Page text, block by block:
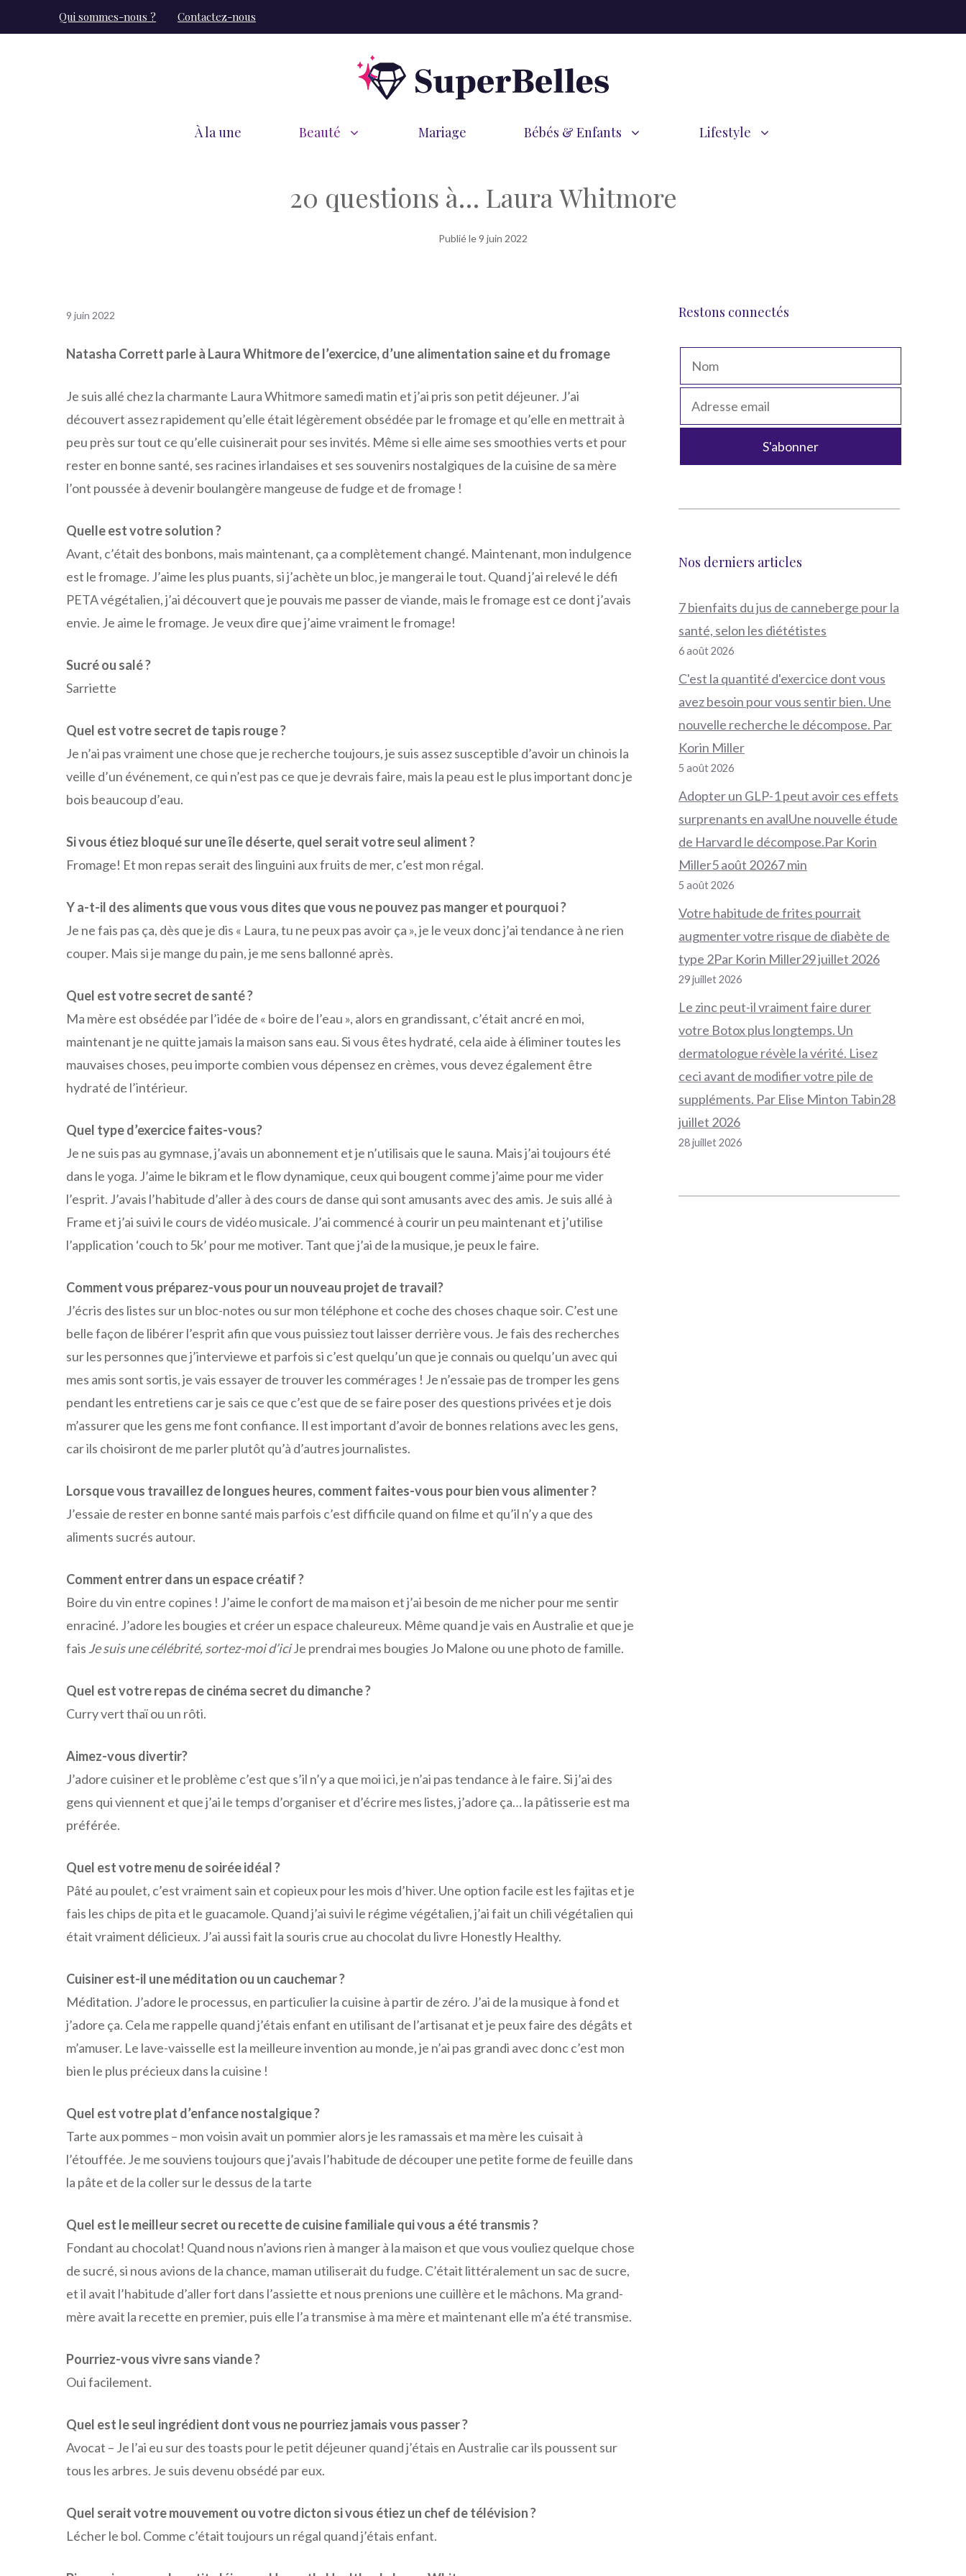
au
Qui sommes-nous ? Contactez-nous
À la une Beauté Mariage Bébés & Enfants Lifestyle
20 questions à… Laura Whitmore
Publié le9 juin 2022
9 juin 2022
Natasha Corrett parle à Laura Whitmore de l’exercice, d’une alimentation saine et du fromage
Je suis allé chez la charmante Laura Whitmore samedi matin et j’ai pris son petit déjeuner. J’ai
découvert assez rapidement qu’elle était légèrement obsédée par le fromage et qu’elle en mettrait à
peu près sur tout ce qu’elle cuisinerait pour ses invités. Même si elle aime ses smoothies verts et pour
rester en bonne santé, ses racines irlandaises et ses souvenirs nostalgiques de la cuisine de sa mère
l’ont poussée à devenir boulangère mangeuse de fudge et de fromage !
Quelle est votre solution ?
Avant, c’était des bonbons, mais maintenant, ça a complètement changé. Maintenant, mon indulgence
est le fromage. J’aime les plus puants, si j’achète un bloc, je mangerai le tout. Quand j’ai relevé le défi
PETA végétalien, j’ai découvert que je pouvais me passer de viande, mais le fromage est ce dont j’avais
envie. Je aime le fromage. Je veux dire que j’aime vraiment le fromage!
Sucré ou salé ?
Sarriette
Quel est votre secret de tapis rouge ?
Je n’ai pas vraiment une chose que je recherche toujours, je suis assez susceptible d’avoir un chinois la
veille d’un événement, ce qui n’est pas ce que je devrais faire, mais la peau est le plus important donc je
bois beaucoup d’eau.
Si vous étiez bloqué sur une île déserte, quel serait votre seul aliment ?
Fromage! Et mon repas serait des linguini aux fruits de mer, c’est mon régal.
Y a-t-il des aliments que vous vous dites que vous ne pouvez pas manger et pourquoi ?
Je ne fais pas ça, dès que je dis « Laura, tu ne peux pas avoir ça », je le veux donc j’ai tendance à ne rien
couper. Mais si je mange du pain, je me sens ballonné après.
Quel est votre secret de santé ?
Ma mère est obsédée par l’idée de « boire de l’eau », alors en grandissant, c’était ancré en moi,
maintenant je ne quitte jamais la maison sans eau. Si vous êtes hydraté, cela aide à éliminer toutes les
mauvaises choses, peu importe combien vous dépensez en crèmes, vous devez également être
hydraté de l’intérieur.
Quel type d’exercice faites-vous?
Je ne suis pas au gymnase, j’avais un abonnement et je n’utilisais que le sauna. Mais j’ai toujours été
dans le yoga. J’aime le bikram et le flow dynamique, ceux qui bougent comme j’aime pour me vider
l’esprit. J’avais l’habitude d’aller à des cours de danse qui sont amusants avec des amis. Je suis allé à
Frame et j’ai suivi le cours de vidéo musicale. J’ai commencé à courir un peu maintenant et j’utilise
l’application ‘couch to 5k’ pour me motiver. Tant que j’ai de la musique, je peux le faire.
Comment vous préparez-vous pour un nouveau projet de travail?
J’écris des listes sur un bloc-notes ou sur mon téléphone et coche des choses chaque soir. C’est une
belle façon de libérer l’esprit afin que vous puissiez tout laisser derrière vous. Je fais des recherches
sur les personnes que j’interviewe et parfois si c’est quelqu’un que je connais ou quelqu’un avec qui
mes amis sont sortis, je vais essayer de trouver les commérages ! Je n’essaie pas de tromper les gens
pendant les entretiens car je sais ce que c’est que de se faire poser des questions privées et je dois
m’assurer que les gens me font confiance. Il est important d’avoir de bonnes relations avec les gens,
car ils choisiront de me parler plutôt qu’à d’autres journalistes.
Lorsque vous travaillez de longues heures, comment faites-vous pour bien vous alimenter ?
J’essaie de rester en bonne santé mais parfois c’est difficile quand on filme et qu’il n’y a que des
aliments sucrés autour.
Comment entrer dans un espace créatif ?
Boire du vin entre copines ! J’aime le confort de ma maison et j’ai besoin de me nicher pour me sentir
enraciné. J’adore les bougies et créer un espace chaleureux. Même quand je vais en Australie et que je
fais Je suis une célébrité, sortez-moi d’iciJe prendrai mes bougies Jo Malone ou une photo de famille.
Quel est votre repas de cinéma secret du dimanche ?
Curry vert thaï ou un rôti.
Aimez-vous divertir?
J’adore cuisiner et le problème c’est que s’il n’y a que moi ici, je n’ai pas tendance à le faire. Si j’ai des
gens qui viennent et que j’ai le temps d’organiser et d’écrire mes listes, j’adore ça… la pâtisserie est ma
préférée.
Quel est votre menu de soirée idéal ?
Pâté au poulet, c’est vraiment sain et copieux pour les mois d’hiver. Une option facile est les fajitas et je
fais les chips de pita et le guacamole. Quand j’ai suivi le régime végétalien, j’ai fait un chili végétalien qui
était vraiment délicieux. J’ai aussi fait la souris crue au chocolat du livre Honestly Healthy.
Cuisiner est-il une méditation ou un cauchemar ?
Méditation. J’adore le processus, en particulier la cuisine à partir de zéro. J’ai de la musique à fond et
j’adore ça. Cela me rappelle quand j’étais enfant en utilisant de l’artisanat et je peux faire des dégâts et
m’amuser. Le lave-vaisselle est la meilleure invention au monde, je n’ai pas grandi avec donc c’est mon
bien le plus précieux dans la cuisine !
Quel est votre plat d’enfance nostalgique ?
Tarte aux pommes – mon voisin avait un pommier alors je les ramassais et ma mère les cuisait à
l’étouffée. Je me souviens toujours que j’avais l’habitude de découper une petite forme de feuille dans
la pâte et de la coller sur le dessus de la tarte
Quel est le meilleur secret ou recette de cuisine familiale qui vous a été transmis ?
Fondant au chocolat! Quand nous n’avions rien à manger à la maison et que vous vouliez quelque chose
de sucré, si nous avions de la chance, maman utiliserait du fudge. C’était littéralement un sac de sucre,
et il avait l’habitude d’aller fort dans l’assiette et nous prenions une cuillère et le mâchons. Ma grand-
mère avait la recette en premier, puis elle l’a transmise à ma mère et maintenant elle m’a été transmise.
Pourriez-vous vivre sans viande ?
Oui facilement.
Quel est le seul ingrédient dont vous ne pourriez jamais vous passer ?
Avocat – Je l’ai eu sur des toasts pour le petit déjeuner quand j’étais en Australie car ils poussent sur
tous les arbres. Je suis devenu obsédé par eux.
Quel serait votre mouvement ou votre dicton si vous étiez un chef de télévision ?
Lécher le bol. Comme c’était toujours un régal quand j’étais enfant.
Restons connectés
Nos derniers articles
7 bienfaits du jus de canneberge pour la
santé, selon les diététistes
6 août 2026
C'est la quantité d'exercice dont vous
avez besoin pour vous sentir bien. Une
nouvelle recherche le décompose. Par
Korin Miller
5 août 2026
Adopter un GLP-1 peut avoir ces effets
surprenants en avalUne nouvelle étude
de Harvard le décompose.Par Korin
Miller5 août 20267 min
5 août 2026
Votre habitude de frites pourrait
augmenter votre risque de diabète de
type 2Par Korin Miller29 juillet 2026
29 juillet 2026
Le zinc peut-il vraiment faire durer
votre Botox plus longtemps. Un
dermatologue révèle la vérité. Lisez
ceci avant de modifier votre pile de
suppléments. Par Elise Minton Tabin28
juillet 2026
28 juillet 2026